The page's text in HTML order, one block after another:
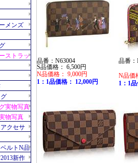
品番：N63004
S品価格： 6,500円
N品価格： 9,000円
1：1品価格： 12,000円
品番：
N品価
1：1